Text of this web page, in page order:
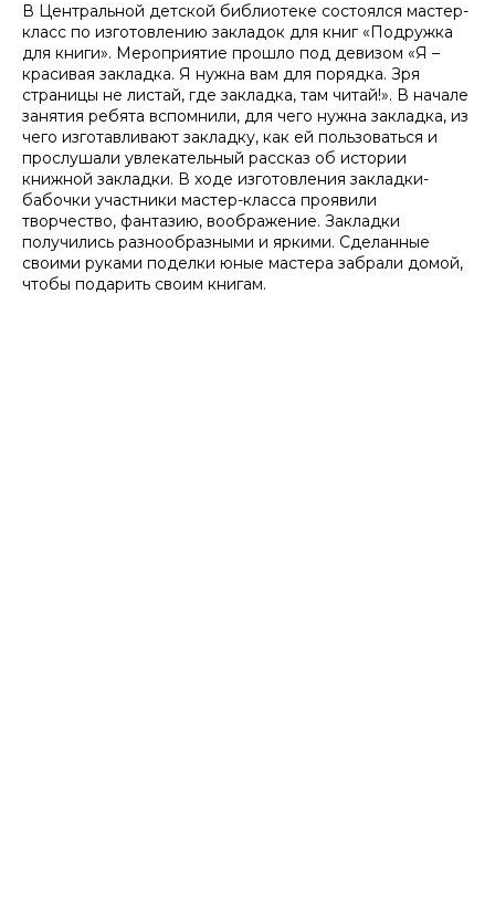
В Центральной детской библиотеке состоялся мастер-
класс по изготовлению закладок для книг «Подружка
для книги». Мероприятие прошло под девизом «Я –
красивая закладка. Я нужна вам для порядка. Зря
страницы не листай, где закладка, там читай!». В начале
занятия ребята вспомнили, для чего нужна закладка, из
чего изготавливают закладку, как ей пользоваться и
прослушали увлекательный рассказ об истории
книжной закладки. В ходе изготовления закладки-
бабочки участники мастер-класса проявили
творчество, фантазию, воображение. Закладки
получились разнообразными и яркими. Сделанные
своими руками поделки юные мастера забрали домой,
чтобы подарить своим книгам.